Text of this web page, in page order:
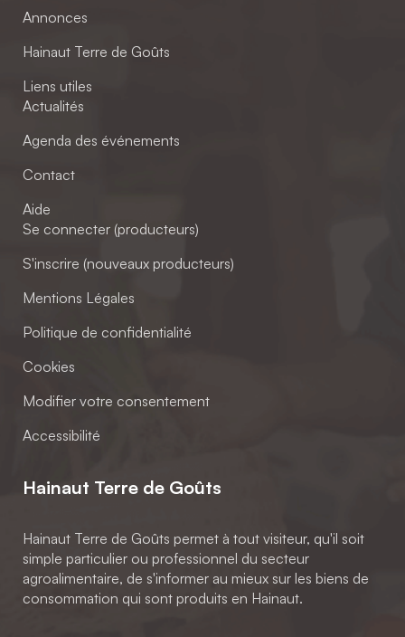
Annonces
Hainaut Terre de Goûts
Liens utiles
Actualités
Agenda des événements
Contact
Aide
Se connecter (producteurs)
S'inscrire (nouveaux producteurs)
Mentions Légales
Politique de confidentialité
Cookies
Modifier votre consentement
Accessibilité
Hainaut Terre de Goûts
Hainaut Terre de Goûts permet à tout visiteur, qu'il soit
simple particulier ou professionnel du secteur
agroalimentaire, de s'informer au mieux sur les biens de
consommation qui sont produits en Hainaut.